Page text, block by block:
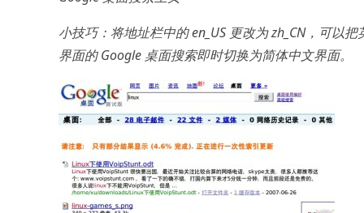
小技巧：将地址栏中的 en_US 更改为 zh_CN，可以把
界面的 Google 桌面搜索即时切换为简体中文界面。